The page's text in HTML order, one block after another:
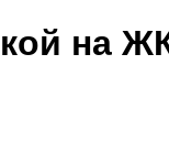
на